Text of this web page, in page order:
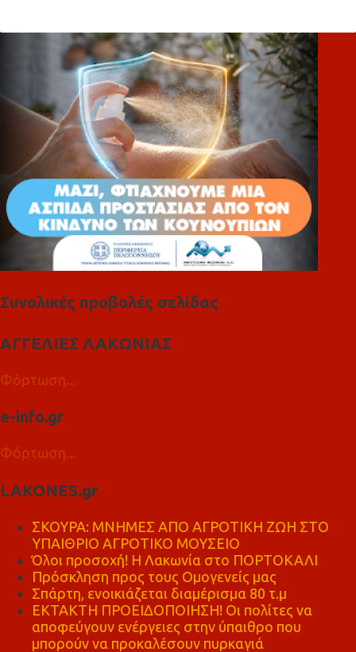
λ
Συνολικές προβολές σελίδας
ΑΓΓΕΛΙΕΣ ΛΑΚΩΝΙΑΣ
Φόρτωση...
e-info.gr
Φόρτωση...
LAKONES.gr
ΣΚΟΥΡΑ: ΜΝΗΜΕΣ ΑΠΟ ΑΓΡΟΤΙΚΗ ΖΩΗ ΣΤΟ
ΥΠΑΙΘΡΙΟ ΑΓΡΟΤΙΚΟ ΜΟΥΣΕΙΟ
Όλοι προσοχή! Η Λακωνία στο ΠΟΡΤΟΚΑΛΙ
Πρόσκληση προς τους Ομογενείς μας
Σπάρτη, ενοικιάζεται διαμέρισμα 80 τ.μ
ΕΚΤΑΚΤΗ ΠΡΟΕΙΔΟΠΟΙΗΣΗ! Οι πολίτες να
αποφεύγουν ενέργειες στην ύπαιθρο που
μπορούν να προκαλέσουν πυρκαγιά